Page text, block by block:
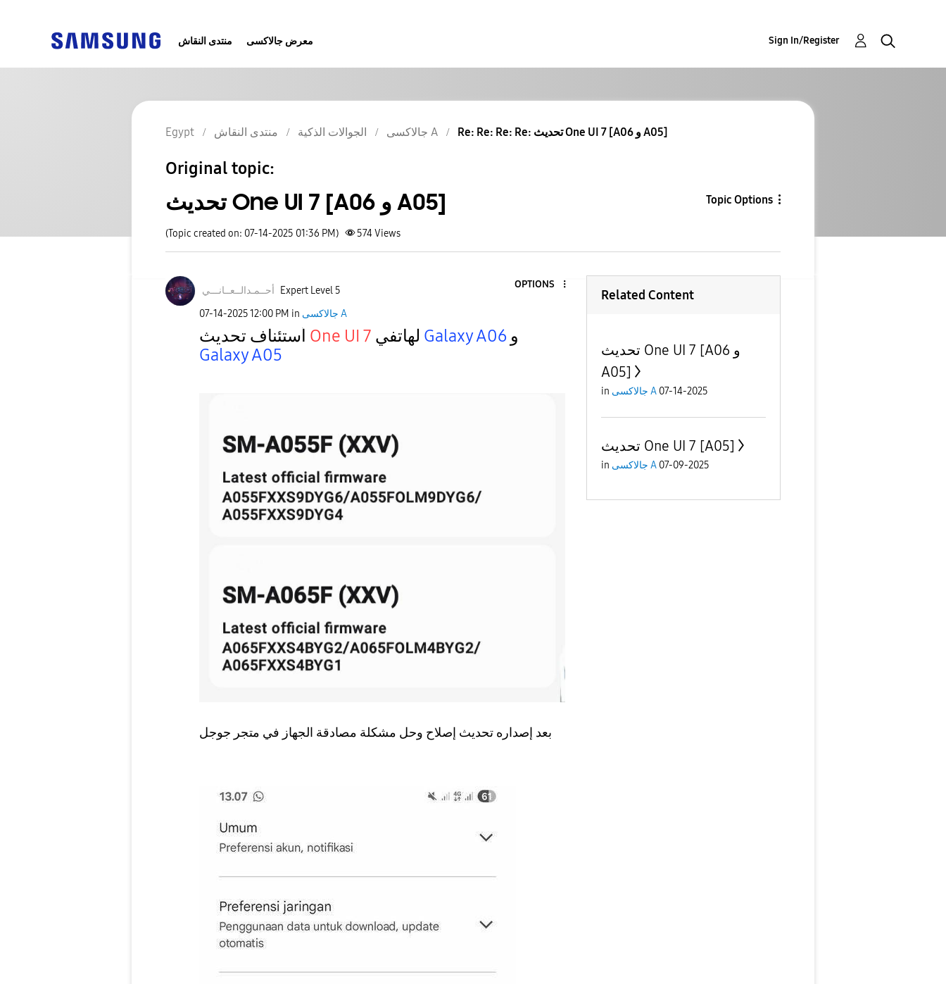
منتدى النقاش معرض جالاكسى Sign In/Register
Egypt منتدى النقاش الجوالات الذكية جالاكسى A Re: Re: Re: Re: تحديث One UI 7 [A06 و A05]
Original topic:
تحديث One UI 7 [A06 و A05] Topic Options
(Topic created on: 07-14-2025 01:36 PM) 574Views
أحــمـدالــعــانـــي Expert Level 5
OPTIONS
‎07-14-202512:00 PM in جالاكسى A
One UI 7 Galaxy A06 و
Galaxy A05
بعد إصداره تحديث إصلاح وحل مشكلة مصادقة الجهاز في متجر جوجل
Related Content
تحديث One UI 7 [A06 و
A05]
in جالاكسى A 07-14-2025
تحديث One UI 7 [A05]
in جالاكسى A 07-09-2025